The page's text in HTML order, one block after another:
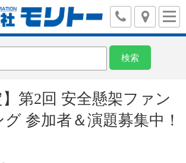
】第2回 安全懸架ファン
参加者＆演題募集中！